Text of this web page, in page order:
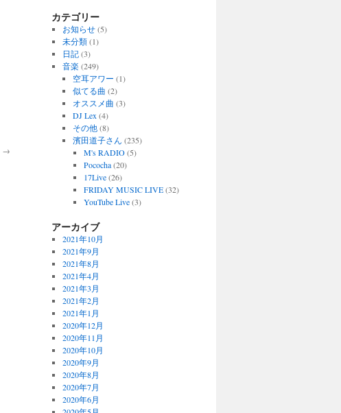
→
カテゴリー
お知らせ(5)
未分類(1)
日記(3)
音楽(249)
空耳アワー (1)
似てる曲 (2)
オススメ曲 (3)
DJ Lex (4)
その他(8)
濱田道子さん (235)
M's RADIO(5)
Pococha(20)
17Live(26)
FRIDAY MUSIC LIVE(32)
YouTube Live(3)
アーカイブ
2021年10月
2021年9月
2021年8月
2021年4月
2021年3月
2021年2月
2021年1月
2020年12月
2020年11月
2020年10月
2020年9月
2020年8月
2020年7月
2020年6月